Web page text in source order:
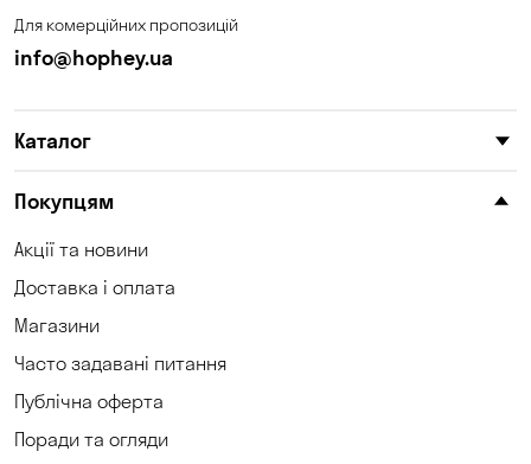
Для комерційних пропозицій
info@hophey.ua
Каталог
Покупцям
Акції та новини
Доставка і оплата
Магазини
Часто задавані питання
Публічна оферта
Поради та огляди